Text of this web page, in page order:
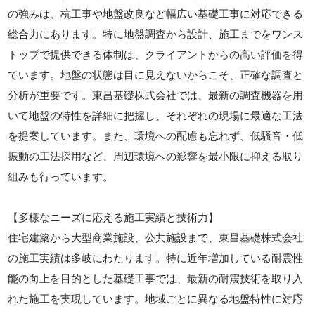
の強みは、杭工事や地盤改良など幅広い基礎工事に対応できる
総合力にあります。特に地盤調査から設計、施工までをワンス
トップで提供できる体制は、クライアントからの高い評価を得
ています。地盤の状態は目に見えないからこそ、正確な調査と
分析が重要です。東昌基礎株式会社では、最新の調査機器を用
いて地盤の特性を詳細に把握し、それぞれの現場に最適な工法
を提案しています。また、環境への配慮も忘れず、低騒音・低
振動の工法採用など、周辺環境への影響を最小限に抑える取り
組みも行っています。
【多様なニーズに応える施工実績と技術力】
住宅建築から大型商業施設、公共施設まで、東昌基礎株式会社
の施工実績は多岐にわたります。特に近年増加している耐震性
能の向上を目的とした基礎工事では、最新の耐震技術を取り入
れた施工を実現しています。地域ごとに異なる地盤特性に対応